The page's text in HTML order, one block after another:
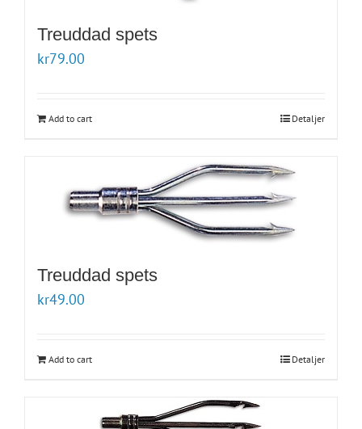
Treuddad spets
kr79.00
Add to cart Detaljer
Treuddad spets
kr49.00
Add to cart Detaljer